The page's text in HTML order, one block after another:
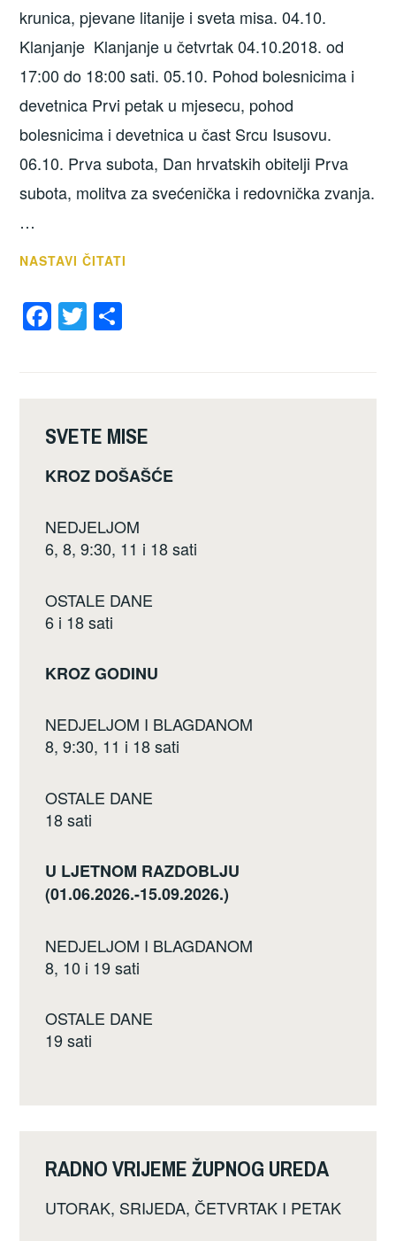
krunica, pjevane litanije i sveta misa. 04.10.
Klanjanje Klanjanje u četvrtak 04.10.2018. od
17:00 do 18:00 sati. 05.10. Pohod bolesnicima i
devetnica Prvi petak u mjesecu, pohod
bolesnicima i devetnica u čast Srcu Isusovu.
06.10. Prva subota, Dan hrvatskih obitelji Prva
subota, molitva za svećenička i redovnička zvanja.
…
NASTAVI ČITATI
F
b
o
k
T
SVETE MISE
KROZ DOŠAŠĆE
NEDJELJOM
6, 8, 9:30, 11 i 18 sati
OSTALE DANE
6 i 18 sati
KROZ GODINU
NEDJELJOM I BLAGDANOM
8, 9:30, 11 i 18 sati
OSTALE DANE
18 sati
U LJETNOM RAZDOBLJU
(01.06.2026.-15.09.2026.)
NEDJELJOM I BLAGDANOM
8, 10 i 19 sati
OSTALE DANE
19 sati
RADNO VRIJEME ŽUPNOG UREDA
UTORAK, SRIJEDA, ČETVRTAK I PETAK